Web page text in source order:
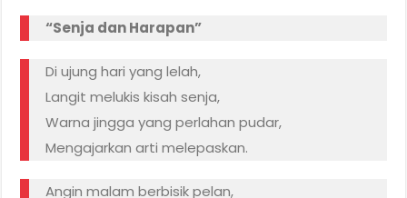
“Senja dan Harapan”
Di ujung hari yang lelah,
Langit melukis kisah senja,
Warna jingga yang perlahan pudar,
Mengajarkan arti melepaskan.
Angin malam berbisik pelan,